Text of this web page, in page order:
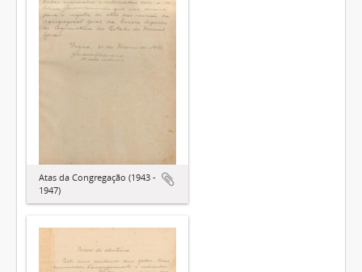
Atas da Congregação (1943 -
1947)